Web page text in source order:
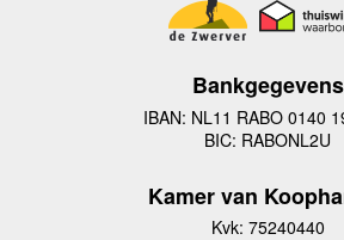
Bankgegevens
IBAN: NL11 RABO 0140
BIC: RABONL2U
Kamer van
Kvk: 75240440